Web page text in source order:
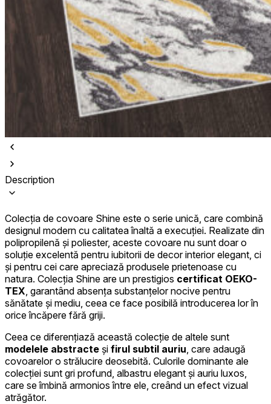
Description
Colecția de covoare Shine este o serie unică, care combină
designul modern cu calitatea înaltă a execuției. Realizate din
polipropilenă și poliester, aceste covoare nu sunt doar o
soluție excelentă pentru iubitorii de decor interior elegant, ci
și pentru cei care apreciază produsele prietenoase cu
natura. Colecția Shine are un prestigios certificat OEKO-
TEX , garantând absența substanțelor nocive pentru
sănătate și mediu, ceea ce face posibilă introducerea lor în
orice încăpere fără griji.
Ceea ce diferențiază această colecție de altele sunt
modelele abstracte și firul subtil auriu , care adaugă
covoarelor o strălucire deosebită. Culorile dominante ale
colecției sunt gri profund, albastru elegant și auriu luxos,
care se îmbină armonios între ele, creând un efect vizual
atrăgător.